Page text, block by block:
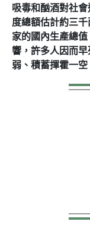
吸毒和酗酒對社
度總額估計約三
家的國內生產總
響，許多人因而
弱、積蓄揮霍一